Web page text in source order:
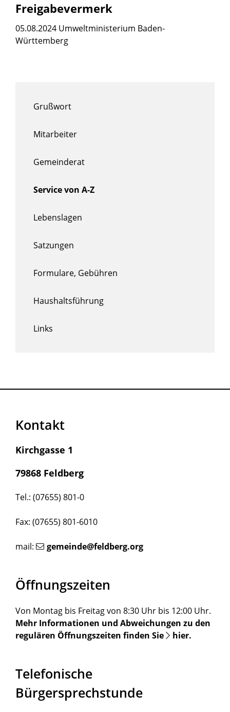
Freigabevermerk
05.08.2024 Umweltministerium Baden-
Württemberg
Grußwort
Mitarbeiter
Gemeinderat
Service von A-Z
Lebenslagen
Satzungen
Formulare, Gebühren
Haushaltsführung
Links
Kontakt
Kirchgasse 1
79868 Feldberg
Tel.: (07655) 801-0
Fax: (07655) 801-6010
mail: gemeinde@feldberg.org
Öffnungszeiten
Von Montag bis Freitag von 8:30 Uhr bis 12:00 Uhr.
Mehr Informationen und Abweichungen zu den
regulären Öffnungszeiten finden Sie
hier.
Telefonische
Bürgersprechstunde